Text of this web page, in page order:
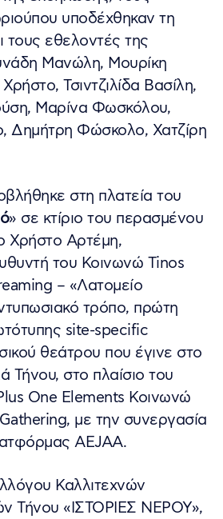
υποδέχθηκαν τη
τους εθελοντές της
Μανώλη, Μουρίκη
Τσιντζιλίδα Βασίλη,
Μαρίνα Φωσκόλου,
Δημήτρη Φώσκολο, Χατζίρη
στη πλατεία του
» σε κτίριο του περασμένου
Χρήστο Αρτέμη,
του Κοινωνώ Tinos
– «Λατομείο
τρόπο, πρώτη
site-specific
θεάτρου που έγινε στο
Τήνου, στο πλαίσιο του
One Elements Κοινωνώ
με την συνεργασία
ΑΕJAA.
Καλλιτεχνών
Τήνου «ΙΣΤΟΡΙΕΣ ΝΕΡΟΥ»,